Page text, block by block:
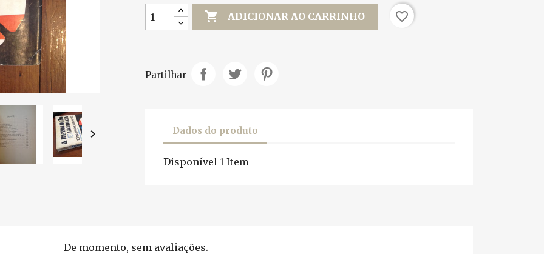

 ADICIONAR AO CARRINHO favorite_border
Partilhar
Dados do produto
Disponível 1 Item
De momento, sem avaliações.